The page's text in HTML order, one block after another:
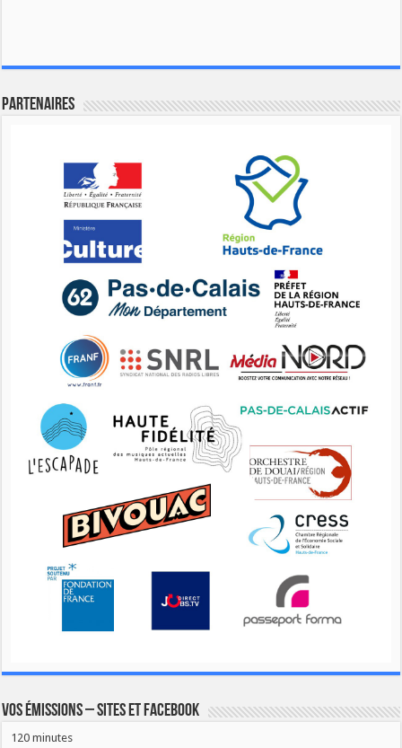
Partenaires
Vos émissions – Sites et Facebook
120 minutes